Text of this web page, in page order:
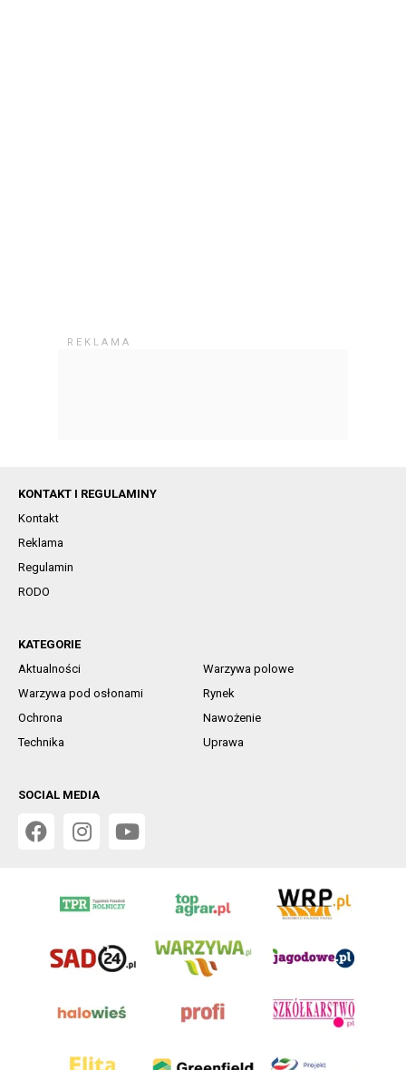
KONTAKT I REGULAMINY
Kontakt
Reklama
Regulamin
RODO
KATEGORIE
Aktualności
Warzywa polowe
Warzywa pod osłonami
Rynek
Ochrona
Nawożenie
Technika
Uprawa
SOCIAL MEDIA